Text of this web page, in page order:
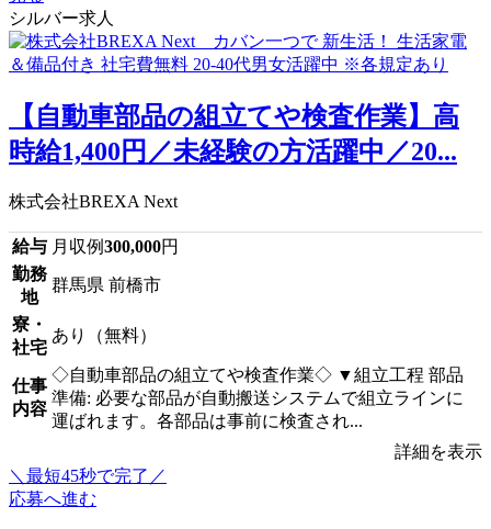
シルバー求人
【自動車部品の組立てや検査作業】高
時給1,400円／未経験の方活躍中／20...
株式会社BREXA Next
給与 月収例300,000円
勤務
地
群馬県 前橋市
寮・
社宅
あり（無料）
仕事
内容
◇自動車部品の組立てや検査作業◇ ▼組立工程 部品
準備: 必要な部品が自動搬送システムで組立ラインに
運ばれます。各部品は事前に検査され...
詳細を表示
＼最短45秒で完了／
応募へ進む